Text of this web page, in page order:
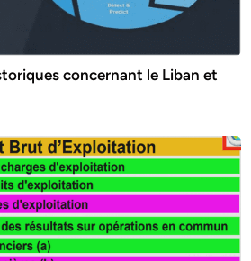
concernant le Liban et